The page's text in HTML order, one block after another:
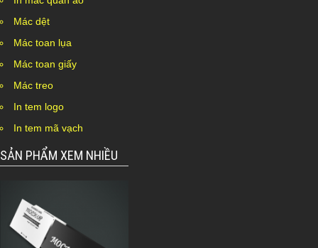
Mác dệt
Mác toan lụa
Mác toan giấy
Mác treo
In tem logo
In tem mã vạch
SẢN PHẨM XEM NHIỀU